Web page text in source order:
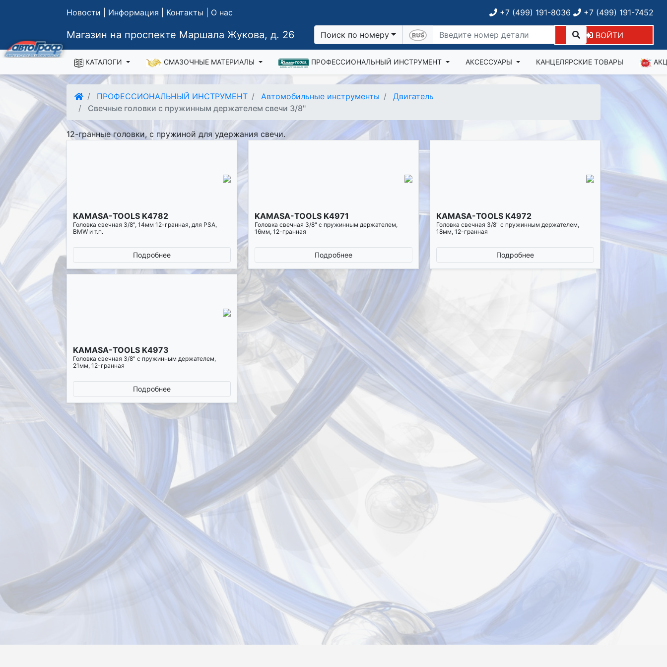
Новости Информация Контакты О нас +7 (499) 191-8036 +7 (499) 191-7452
Магазин на проспекте Маршала Жукова, д. 26 Поиск по номеру ВОЙТИ
КАТАЛОГИ СМАЗОЧНЫЕ МАТЕРИАЛЫ ПРОФЕССИОНАЛЬНЫЙ ИНСТРУМЕНТ АКСЕССУАРЫ КАНЦЕЛЯРСКИЕ ТОВАРЫ
ПРОФЕССИОНАЛЬНЫЙ ИНСТРУМЕНТ Автомобильные инструменты
Двигатель
Свечные головки с пружинным держателем свечи 3/8"
12-гранные головки, с пружиной для удержания свечи.
KAMASA-TOOLS K4782
Головка свечная 3/8", 14мм 12-гранная, для PSA,
BMW и т.п.
Подробнее
KAMASA-TOOLS K4971
Головка свечная 3/8" с пружинным держателем,
16мм, 12-гранная
Подробнее
KAMASA-TOOLS K4972
Головка свечная 3/8" с пружинным держателем,
18мм, 12-гранная
Подробнее
KAMASA-TOOLS K4973
Головка свечная 3/8" с пружинным держателем,
21мм, 12-гранная
Подробнее